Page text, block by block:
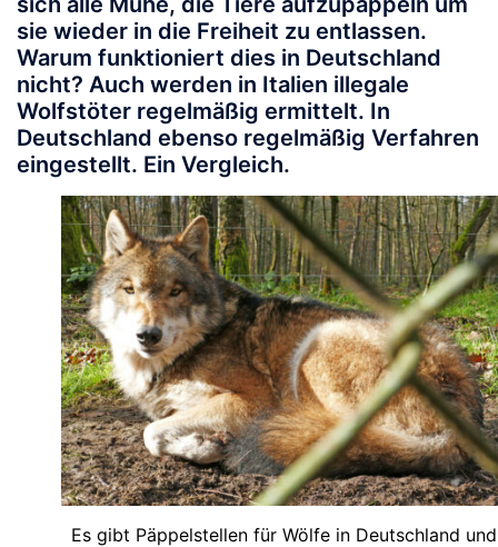
sie wieder in die Freiheit zu entlassen.
Warum funktioniert dies in Deutschland
nicht? Auch werden in Italien illegale
Wolfstöter regelmäßig ermittelt. In
Deutschland ebenso regelmäßig Verfahren
eingestellt. Ein Vergleich.
Es gibt Päppelstellen für Wölfe in Deutschland